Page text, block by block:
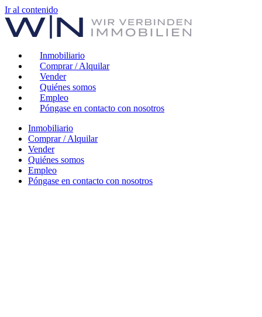
Ir al contenido
Inmobiliario
Comprar / Alquilar
Vender
Quiénes somos
Empleo
Póngase en contacto con nosotros
Inmobiliario
Comprar / Alquilar
Vender
Quiénes somos
Empleo
Póngase en contacto con nosotros